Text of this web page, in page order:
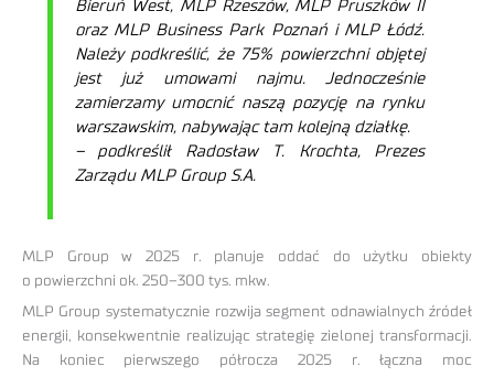
Bieruń West, MLP Rzeszów, MLP Pruszków II
oraz MLP Business Park Poznań i MLP Łódź.
Należy podkreślić, że 75% powierzchni objętej
jest już umowami najmu. Jednocześnie
zamierzamy umocnić naszą pozycję na rynku
warszawskim, nabywając tam kolejną działkę.
– podkreślił Radosław T. Krochta, Prezes
Zarządu MLP Group S.A.
MLP Group w 2025 r. planuje oddać do użytku obiekty
o powierzchni ok. 250–300 tys. mkw.
MLP Group systematycznie rozwija segment odnawialnych źródeł
energii, konsekwentnie realizując strategię zielonej transformacji.
Na koniec pierwszego półrocza 2025 r. łączna moc